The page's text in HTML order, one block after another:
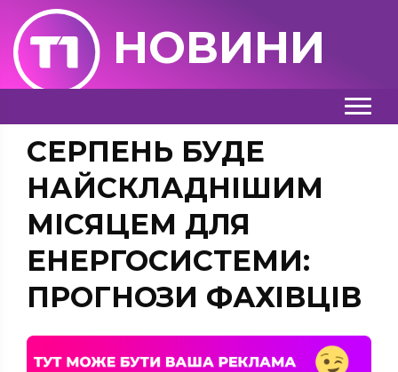
НОВИНИ
СЕРПЕНЬ БУДЕ
НАЙСКЛАДНІШИМ
МІСЯЦЕМ ДЛЯ
ЕНЕРГОСИСТЕМИ:
ПРОГНОЗИ ФАХІВЦІВ